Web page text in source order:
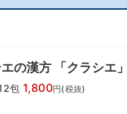
の漢方 「クラシエ
包 1,800円(税抜)